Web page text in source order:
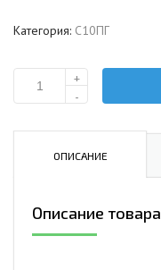
Категория: С10ПГ
Количество
С10ПГ-1150-
+
-
ОПИСАНИЕ
Описание товара